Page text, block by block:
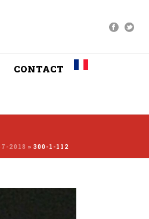
CONTACT
2018 » 300-1-112